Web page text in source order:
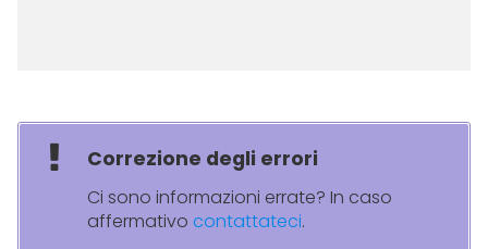
Correzione degli errori
Ci sono informazioni errate? In caso
affermativo contattateci.